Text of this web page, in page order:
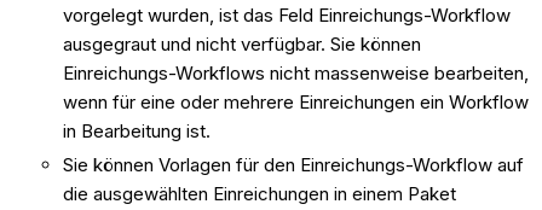
vorgelegt wurden, ist das Feld Einreichungs-Workflow
ausgegraut und nicht verfügbar. Sie können
Einreichungs-Workflows nicht massenweise bearbeiten,
wenn für eine oder mehrere Einreichungen ein Workflow
in Bearbeitung ist.
Sie können Vorlagen für den Einreichungs-Workflow auf
die ausgewählten Einreichungen in einem Paket